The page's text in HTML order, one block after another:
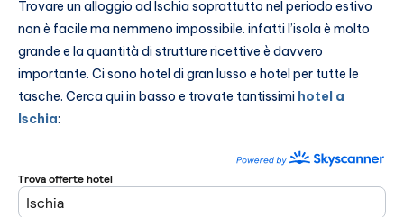
Trovare un alloggio ad Ischia soprattutto nel periodo estivo
non è facile ma nemmeno impossibile. infatti l’isola è molto
grande e la quantità di strutture ricettive è davvero
importante. Ci sono hotel di gran lusso e hotel per tutte le
tasche. Cerca qui in basso e trovate tantissimi hotel a
Ischia: